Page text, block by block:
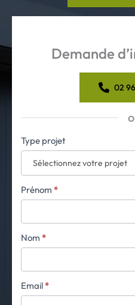
Demande
02
Formulaire
simple
téléphone
Type projet
Prénom *
Nom *
Email*